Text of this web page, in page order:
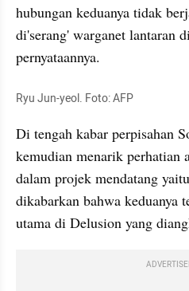
hubungan keduanya tidak
di'serang' warganet lantaran
pernyataannya.
Ryu Jun-yeol. Foto: AFP
Di tengah kabar perpisahan
kemudian menarik perhatian
dalam projek mendatang
dikabarkan bahwa keduanya
utama di Delusion yang